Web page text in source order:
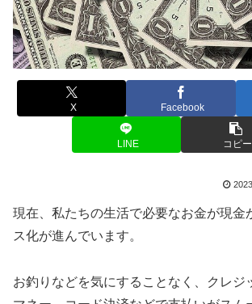
X Facebook
LINE コピー
現在、私たちの生活で必要なお金が現金
ス化が進んでいます。
お釣りなどを気にすることなく、クレジ